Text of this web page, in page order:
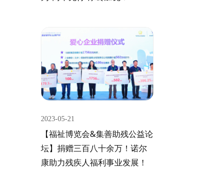
2023-05-21
【福祉博览会&集善助残公益论
坛】捐赠三百八十余万！诺尔
康助力残疾人福利事业发展！